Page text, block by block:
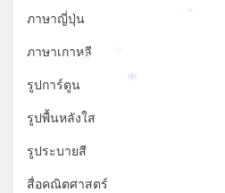
ภาษาญี่ปุ่น
ภาษาเกาหลี
รูปการ์ตูน
รูปพื้นหลังใส
รูประบายสี
สื่อคณิตศาสตร์